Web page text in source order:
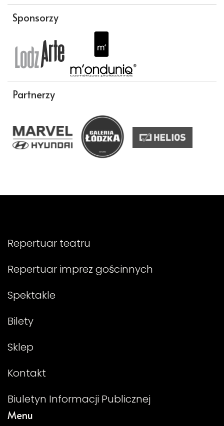
Sponsorzy
Partnerzy
Repertuar teatru
Repertuar imprez gościnnych
Spektakle
Bilety
Sklep
Kontakt
Biuletyn Informacji Publicznej
Menu